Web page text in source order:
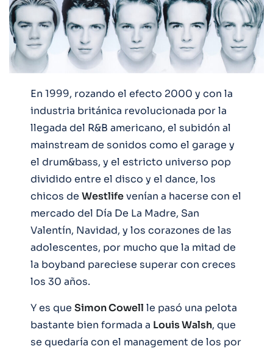
En 1999, rozando el efecto 2000 y con la
industria británica revolucionada por la
llegada del R&B americano, el subidón al
mainstream de sonidos como el garage y
el drum&bass, y el estricto universo pop
dividido entre el disco y el dance, los
chicos de Westlifevenían a hacerse con el
mercado del Día De La Madre, San
Valentín, Navidad, y los corazones de las
adolescentes, por mucho que la mitad de
la boyband pareciese superar con creces
los 30 años.
Y es que Simon Cowell le pasó una pelota
bastante bien formada a Louis Walsh, que
se quedaría con el management de los por